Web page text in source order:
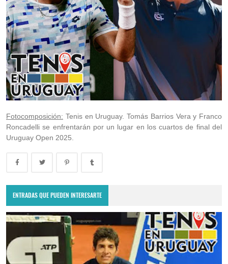
Fotocomposición: Tenis en Uruguay. Tomás Barrios Vera y Franco
Roncadelli se enfrentarán por un lugar en los cuartos de final del
Uruguay Open 2025.
ENTRADAS QUE PUEDEN INTERESARTE